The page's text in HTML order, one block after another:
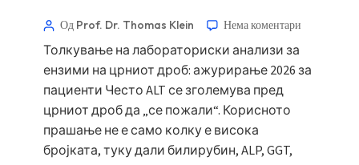
Од Prof. Dr. Thomas Klein Нема коментари
Толкување на лабораториски анализи за
ензими на црниот дроб: ажурирање 2026 за
пациенти Често ALT се зголемува пред
црниот дроб да „се пожали“. Корисното
прашање не е само колку е висока
бројката, туку дали билирубин, ALP, GGT,